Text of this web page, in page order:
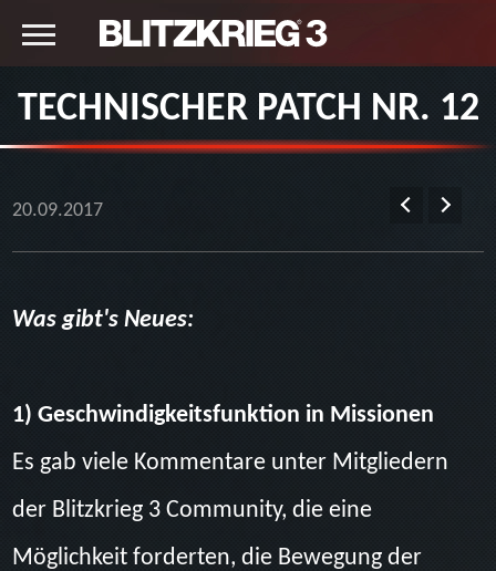
TECHNISCHER PATCH NR. 12
20.09.2017
Was gibt's Neues:
1) Geschwindigkeitsfunktion in Missionen
Es gab viele Kommentare unter Mitgliedern
der Blitzkrieg 3 Community, die eine
Möglichkeit forderten, die Bewegung der